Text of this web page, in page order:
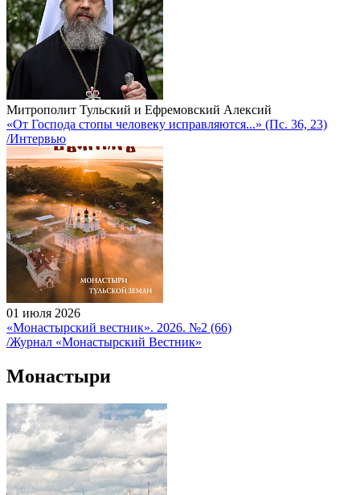
Митрополит Тульский и Ефремовский Алексий
«От Господа стопы человеку исправляются...» (Пс. 36, 23)
/Интервью
01 июля 2026
«Монастырский вестник». 2026. №2 (66)
/Журнал «Монастырский Вестник»
Монастыри